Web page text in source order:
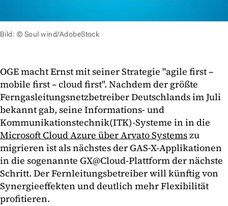
Bild: © Soul wind/AdobeStock
OGE macht Ernst mit seiner Strategie "agile first –
mobile first – cloud first". Nachdem der größte
Ferngasleitungsnetzbetreiber Deutschlands im Juli
bekannt gab, seine Informations- und
Kommunikationstechnik(ITK)-Systeme in in die
Microsoft Cloud Azure über Arvato Systemszu
migrieren ist als nächstes der GAS-X-Applikationen
in die sogenannte GX@Cloud-Plattform der nächste
Schritt. Der Fernleitungsbetreiber will künftig von
Synergieeffekten und deutlich mehr Flexibilität
profitieren.